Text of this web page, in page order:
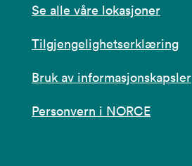
Se alle våre lokasjoner
Tilgjengelighetserklæring
Bruk av informasjonskapsler
Personvern i NORCE